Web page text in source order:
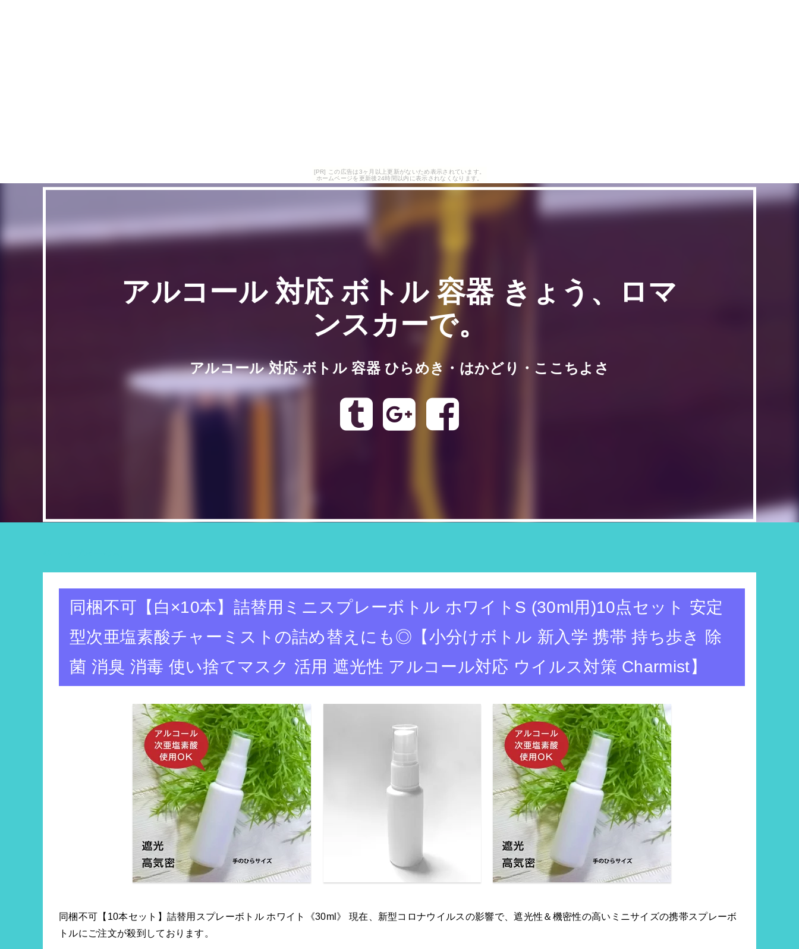
[PR] この広告は3ヶ月以上更新がないため表示されています。
ホームページを更新後24時間以内に表示されなくなります。
アルコール 対応 ボトル 容器 きょう、ロマ
ンスカーで。
アルコール 対応 ボトル 容器 ひらめき・はかどり・ここちよさ
同梱不可【白×10本】詰替用ミニスプレーボトル ホワイトS (30ml用)10点セット 安定
型次亜塩素酸チャーミストの詰め替えにも◎【小分けボトル 新入学 携帯 持ち歩き 除
菌 消臭 消毒 使い捨てマスク 活用 遮光性 アルコール対応 ウイルス対策 Charmist】
同梱不可【10本セット】詰替用スプレーボトル ホワイト《30ml》 現在、新型コロナウイルスの影響で、遮光性＆機密性の高いミニサイズの携帯スプレーボ
トルにご注文が殺到しております。